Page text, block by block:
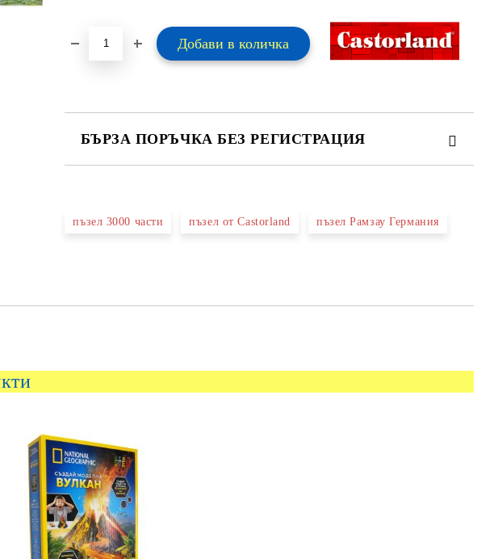
БЪРЗА ПОРЪЧКА БЕЗ РЕГИСТРАЦИЯ
пъзел 3000 части пъзел от Castorland пъзел Рамзау Германия